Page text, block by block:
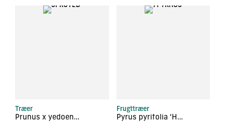
Træer
Prunus x yedoensis
Frugttræer
Pyrus pyrifolia ‘Hosui’